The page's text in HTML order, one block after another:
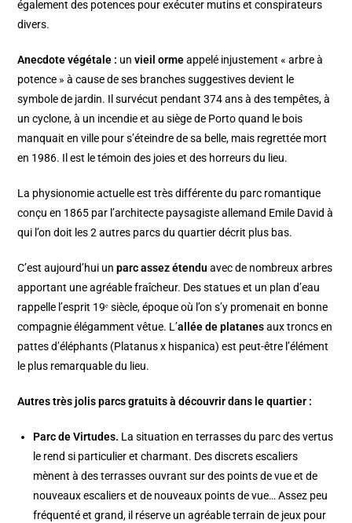
également des potences pour exécuter mutins et conspirateurs
divers.
Anecdote végétale : unvieil ormeappelé injustement « arbre à
potence » à cause de ses branches suggestives devient le
symbole de jardin. Il survécut pendant 374 ans à des tempêtes, à
un cyclone, à un incendie et au siège de Porto quand le bois
manquait en ville pour s’éteindre de sa belle, mais regrettée mort
en 1986. Il est le témoin des joies et des horreurs du lieu.
La physionomie actuelle est très différente du parc romantique
conçu en 1865 par l’architecte paysagiste allemand Emile David à
qui l’on doit les 2 autres parcs du quartier décrit plus bas.
C’est aujourd’hui unparc assez étendu avec de nombreux arbres
apportant une agréable fraîcheur. Des statues et un plan d’eau
rappelle l’esprit 19ᵉ siècle, époque où l’on s’y promenait en bonne
compagnie élégamment vêtue. L’allée de platanesaux troncs en
pattes d’éléphants (Platanus x hispanica) est peut-être l’élément
le plus remarquable du lieu.
Autres très jolis parcs gratuits à découvrir dans le quartier :
Parc de Virtudes. La situation en terrasses du parc des vertus
le rend si particulier et charmant. Des discrets escaliers
mènent à des terrasses ouvrant sur des points de vue et de
nouveaux escaliers et de nouveaux points de vue… Assez peu
fréquenté et grand, il réserve un agréable terrain de jeux pour